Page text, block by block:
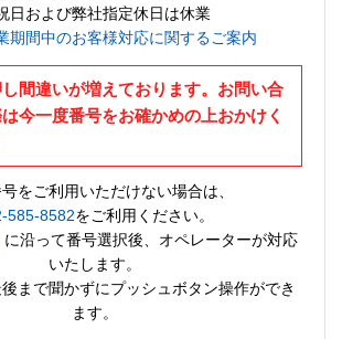
日および弊社指定休日は休業
期間中のお客様対応に関するご案内
間違いが増えております。お問い合
今一度番号をお確かめの上おかけく
をご利用いただけない場合は、
585-8582をご利用ください。
に沿って番号選択後、オペレーターが対応
いたします。
まで聞かずにプッシュボタン操作ができ
ます。